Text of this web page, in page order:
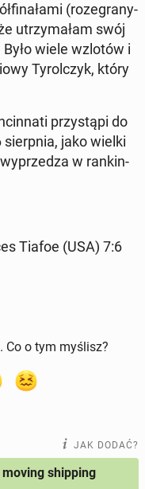
(ro­ze­gra­ny­
utrzy­ma­łam swój
wiele wzlotów i
Ty­rol­czyk, który
przy­stą­pi do
sierp­nia, jako wielki
w ran­kin­
Tiafoe (USA) 7:6
Co o tym myślisz?
JAK DODAĆ?
shipping